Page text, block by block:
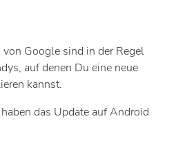
Google sind in der Regel
auf denen Du eine neue
kannst.
das Update auf Android